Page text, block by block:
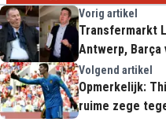
Vorig artikel
Transfermarkt
Antwerp,
Volgend artikel
Opmerkelijk:
ruime zege